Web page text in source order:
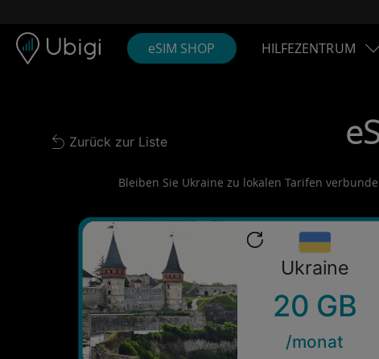
eSIM SHOP HILFEZENTRUM
Back to list
Zurück zur Liste
Bleiben Sie Ukraine zu lokalen Tarifen
Ukraine
20 GB
/monat